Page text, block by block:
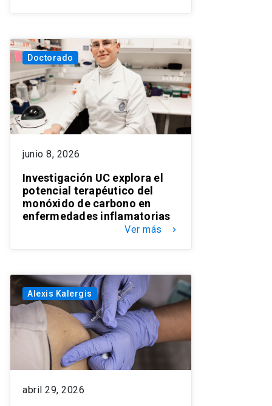
Doctorado
junio 8, 2026
Investigación UC explora el
potencial terapéutico del
monóxido de carbono en
enfermedades inflamatorias
Ver más keyboard_arrow_right
Alexis Kalergis
abril 29, 2026